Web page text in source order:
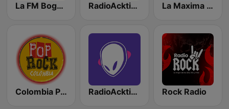
La FM Bogotá RadioAcktiva Bogotá La Maxima 89.1 FM
Colombia Pop Rock RadioAcktiva Medellín Rock Radio